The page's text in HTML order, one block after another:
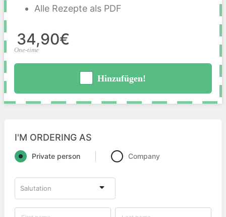
Alle Rezepte als PDF
34,90€
One-time
Hinzufügen!
I'M ORDERING AS
Private person Company
Salutation